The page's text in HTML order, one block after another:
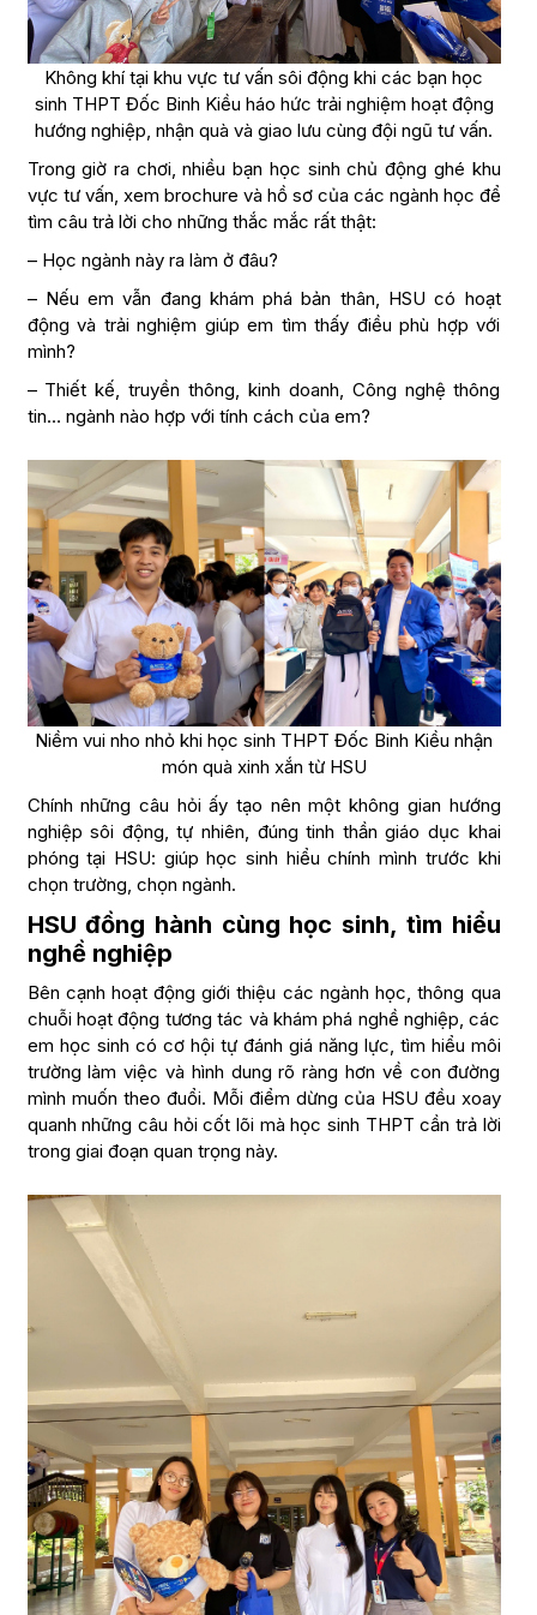
Không khí tại khu vực tư vấn sôi động khi các bạn học
sinh THPT Đốc Binh Kiều háo hức trải nghiệm hoạt động
hướng nghiệp, nhận quà và giao lưu cùng đội ngũ tư vấn.
Trong giờ ra chơi, nhiều bạn học sinh chủ động ghé khu
vực tư vấn, xem brochure và hồ sơ của các ngành học để
tìm câu trả lời cho những thắc mắc rất thật:
– Học ngành này ra làm ở đâu?
– Nếu em vẫn đang khám phá bản thân, HSU có hoạt
động và trải nghiệm giúp em tìm thấy điều phù hợp với
mình?
– Thiết kế, truyền thông, kinh doanh, Công nghệ thông
tin… ngành nào hợp với tính cách của em?
Niềm vui nho nhỏ khi học sinh THPT Đốc Binh Kiều nhận
món quà xinh xắn từ HSU
Chính những câu hỏi ấy tạo nên một không gian hướng
nghiệp sôi động, tự nhiên, đúng tinh thần giáo dục khai
phóng tại HSU: giúp học sinh hiểu chính mình trước khi
chọn trường, chọn ngành.
HSU đồng hành cùng học sinh, tìm hiểu
nghề nghiệp
Bên cạnh hoạt động giới thiệu các ngành học, thông qua
chuỗi hoạt động tương tác và khám phá nghề nghiệp, các
em học sinh có cơ hội tự đánh giá năng lực, tìm hiểu môi
trường làm việc và hình dung rõ ràng hơn về con đường
mình muốn theo đuổi. Mỗi điểm dừng của HSU đều xoay
quanh những câu hỏi cốt lõi mà học sinh THPT cần trả lời
trong giai đoạn quan trọng này.